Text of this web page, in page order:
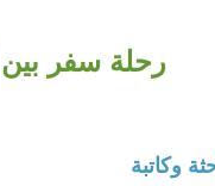
رحلة سفر بين
وكاتبة